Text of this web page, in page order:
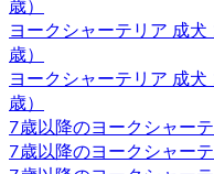
ています。気の強さと頑
りとしつけてあげてくだ
ことを示すことで、主従
結ぶことができます。
うとするので、番犬とし
た犬もいますが、しつけ
ん。しつけやヨークシャ
歳）
ヨークシャーテリア 成
歳）
ヨークシャーテリア 成
歳）
7歳以降のヨークシャー
7歳以降のヨークシャー